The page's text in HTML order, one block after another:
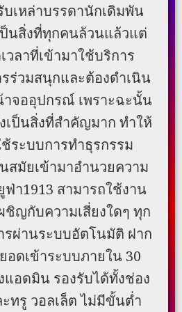
เหล่าบรรดานักเดิมพัน
นสิ่งที่ทุกคนล้วนแล้วแต่
วลาที่เข้ามาใช้บริการ
รร่วมสนุกและต้องดำเนิน
าจออุปกรณ์ เพราะฉะนั้น
เป็นสิ่งที่สำคัญมาก ทำให้
ระบบการทำธุรกรรม
สมัยเข้ามาอำนวยความ
า1913 สามารถใช้งาน
ชิญกับความเสี่ยงใดๆ ทุก
ผ่านระบบอัตโนมัติ ฝาก
อดเข้าระบบภายใน 30
อดมิน รองรับได้ทั้งช่อง
ทรู วอลเล็ต ไม่มีขั้นต่ำ